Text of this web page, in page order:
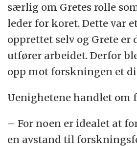
særlig om Gretes rolle
leder for koret. Dette var
opprettet selv og Grete er
utfører arbeidet. Derfor
opp mot forskningen et
Uenighetene handlet om
– For noen er idealet at
en avstand til